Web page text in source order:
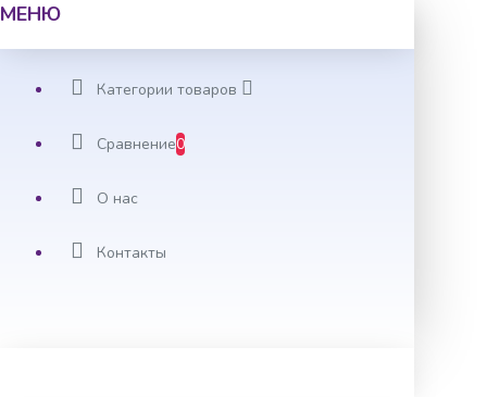
МЕНЮ
Категории товаров
Сравнение0
О нас
Контакты